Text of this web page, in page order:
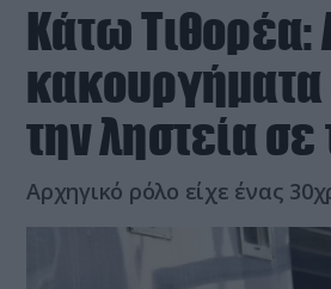
Κάτω Τιθορέα:
κακουργήματα
την ληστεία
Αρχηγικό ρόλο είχε ένας